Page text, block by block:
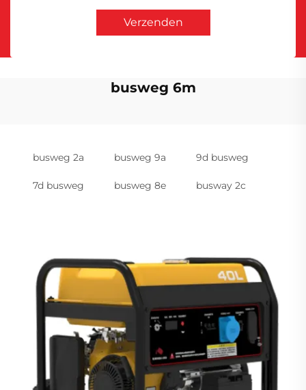
Verzenden
busweg 6m
busweg 2a busweg 9a 9d busweg
7d busweg busweg 8e busway 2c